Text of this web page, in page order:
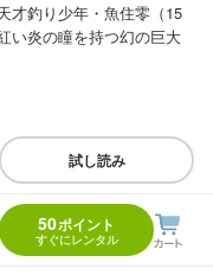
才釣り少年・魚住零（15
い炎の瞳を持つ幻の巨大
試し読み
50ポイント
すぐにレンタル